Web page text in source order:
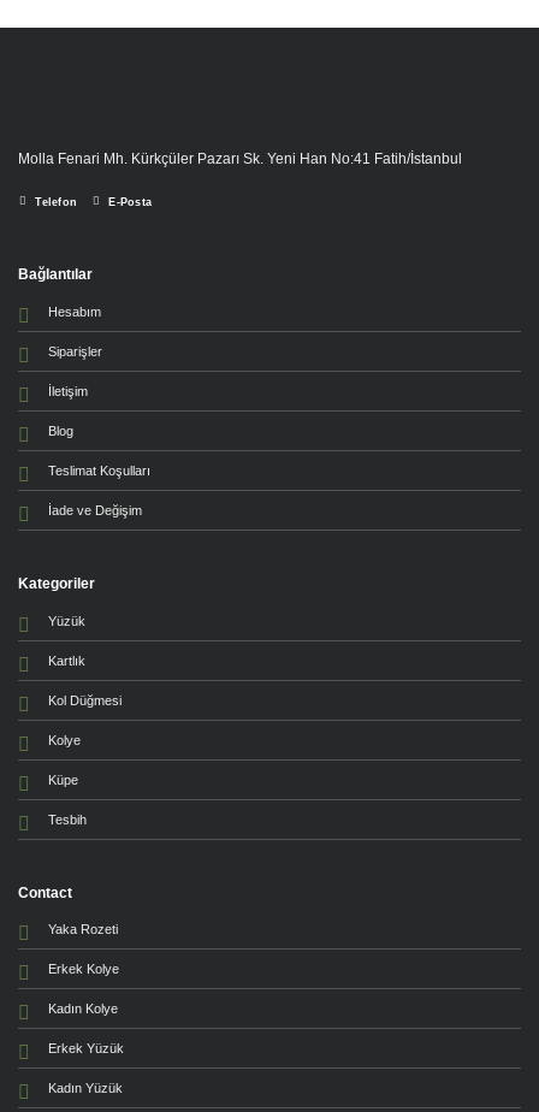
Molla Fenari Mh. Kürkçüler Pazarı Sk. Yeni Han No:41 Fatih/İstanbul
Telefon E-Posta
Bağlantılar
Hesabım
Siparişler
İletişim
Blog
Teslimat Koşulları
İade ve Değişim
Kategoriler
Yüzük
Kartlık
Kol Düğmesi
Kolye
Küpe
Tesbih
Contact
Yaka Rozeti
Erkek Kolye
Kadın Kolye
Erkek Yüzük
Kadın Yüzük